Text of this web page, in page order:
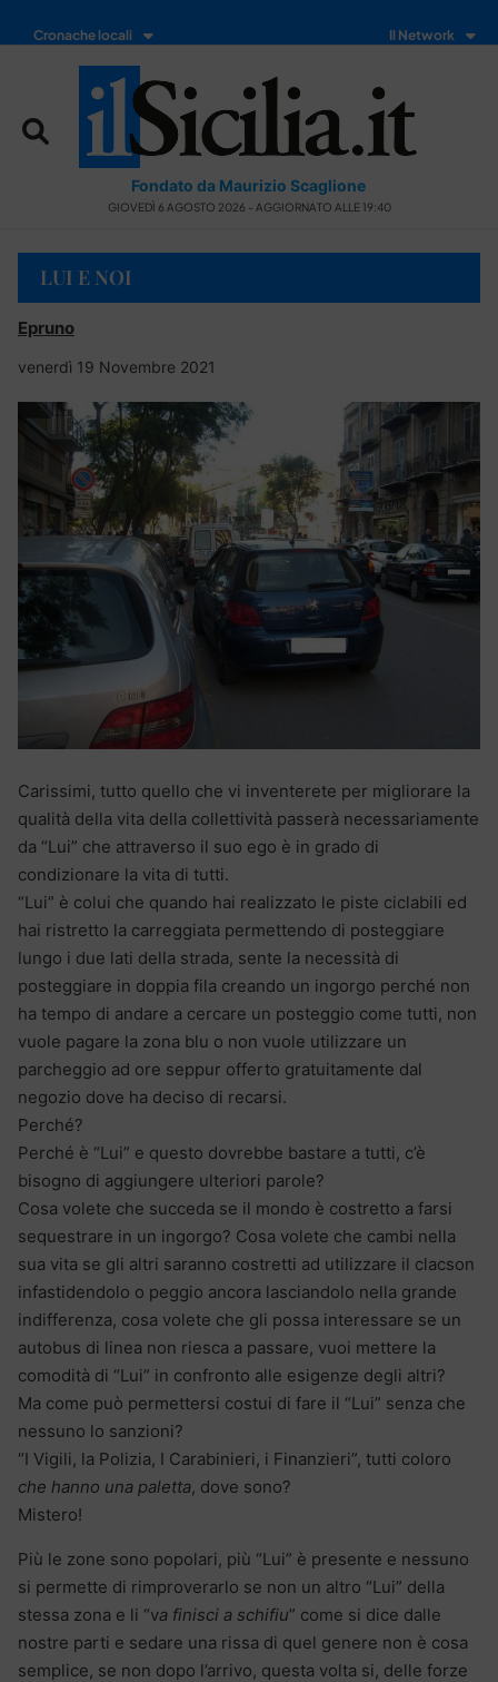
Cronache locali Il Network
Fondato da Maurizio Scaglione
GIOVEDÌ 6 AGOSTO 2026 - AGGIORNATO ALLE 19:40
LUI E NOI
Epruno
venerdì 19 Novembre 2021
Carissimi, tutto quello che vi inventerete per migliorare la
qualità della vita della collettività passerà necessariamente
da “Lui” che attraverso il suo ego è in grado di
condizionare la vita di tutti.
“Lui” è colui che quando hai realizzato le piste ciclabili ed
hai ristretto la carreggiata permettendo di posteggiare
lungo i due lati della strada, sente la necessità di
posteggiare in doppia fila creando un ingorgo perché non
ha tempo di andare a cercare un posteggio come tutti, non
vuole pagare la zona blu o non vuole utilizzare un
parcheggio ad ore seppur offerto gratuitamente dal
negozio dove ha deciso di recarsi.
Perché?
Perché è “Lui” e questo dovrebbe bastare a tutti, c’è
bisogno di aggiungere ulteriori parole?
Cosa volete che succeda se il mondo è costretto a farsi
sequestrare in un ingorgo? Cosa volete che cambi nella
sua vita se gli altri saranno costretti ad utilizzare il clacson
infastidendolo o peggio ancora lasciandolo nella grande
indifferenza, cosa volete che gli possa interessare se un
autobus di linea non riesca a passare, vuoi mettere la
comodità di “Lui” in confronto alle esigenze degli altri?
Ma come può permettersi costui di fare il “Lui” senza che
nessuno lo sanzioni?
“I Vigili, la Polizia, I Carabinieri, i Finanzieri”, tutti coloro
che hanno una paletta, dove sono?
Mistero!
Più le zone sono popolari, più “Lui” è presente e nessuno
si permette di rimproverarlo se non un altro “Lui” della
stessa zona e li “va finisci a schifiu” come si dice dalle
nostre parti e sedare una rissa di quel genere non è cosa
semplice, se non dopo l’arrivo, questa volta si, delle forze